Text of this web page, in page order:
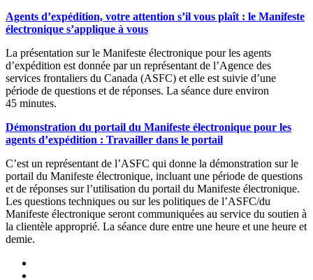
Agents d’expédition, votre attention s’il vous plaît : le Manifeste
électronique s’applique à vous
La présentation sur le Manifeste électronique pour les agents
d’expédition est donnée par un représentant de l’Agence des
services frontaliers du Canada (ASFC) et elle est suivie d’une
période de questions et de réponses. La séance dure environ
45 minutes.
Démonstration du portail du Manifeste électronique pour les
agents d’expédition : Travailler dans le portail
C’est un représentant de l’ASFC qui donne la démonstration sur le
portail du Manifeste électronique, incluant une période de questions
et de réponses sur l’utilisation du portail du Manifeste électronique.
Les questions techniques ou sur les politiques de l’ASFC/du
Manifeste électronique seront communiquées au service du soutien à
la clientèle approprié. La séance dure entre une heure et une heure et
demie.